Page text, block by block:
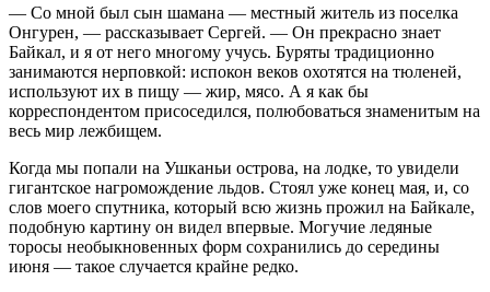
— Со мной был сын шамана — местный житель из поселка
Онгурен, — рассказывает Сергей. — Он прекрасно знает
Байкал, и я от него многому учусь. Буряты традиционно
занимаются нерповкой: испокон веков охотятся на тюленей,
используют их в пищу — жир, мясо. А я как бы
корреспондентом присоседился, полюбоваться знаменитым на
весь мир лежбищем.
Когда мы попали на Ушканьи острова, на лодке, то увидели
гигантское нагромождение льдов. Стоял уже конец мая, и, со
слов моего спутника, который всю жизнь прожил на Байкале,
подобную картину он видел впервые. Могучие ледяные
торосы необыкновенных форм сохранились до середины
июня — такое случается крайне редко.